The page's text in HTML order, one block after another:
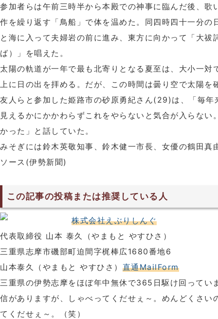
参加者らは午前三時半から本殿での神事に臨んだ後、歌
作を繰り返す「鳥船」で体を温めた。同四時四十一分の
と海に入って夫婦岩の前に進み、東方に向かって「大祓
ば）」を唱えた。
太陽の軌道が一年で最も北寄りとなる夏至は、大小一対
上に日の出を拝める。だが、この時間は曇り空で太陽を
友人らと参加した姫路市の砂原勇紀さん(29)は、「毎年
見えるかにかかわらずこれをやらないと気合が入らない
かった」と話していた。
みそぎには鈴木英敬知事、鈴木健一市長、女優の鶴田真
ソース(伊勢新聞)
この記事の投稿または推奨している人
株式会社えぶりしんぐ
代表取締役 山本 泰久（やまもと やすひさ）
三重県志摩市磯部町迫間字梶棒広1680番地6
山本泰久（やまもと やすひさ） 直通MailForm
三重県の伊勢志摩をほぼ年中無休で365日駆け回ってい
信がありますが、しゃべってくだせぇ～。めんどくさい
てくだせぇ～。（笑）